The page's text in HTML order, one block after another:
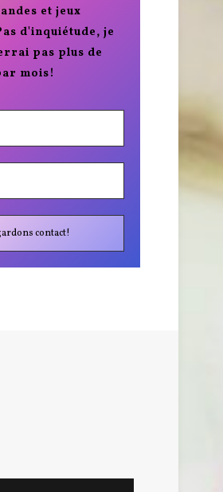
et jeux
d'inquiétude, je
pas plus de
mois!